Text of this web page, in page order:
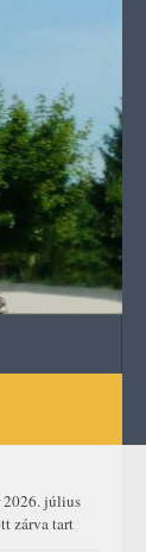
július
zárva tart